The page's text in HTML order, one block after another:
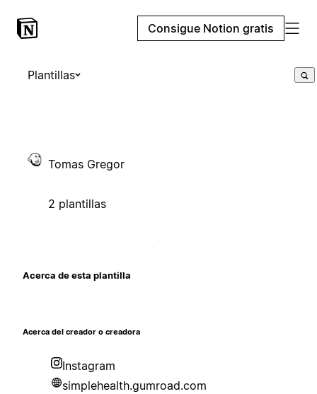
Consigue Notion gratis
Plantillas
Tomas Gregor
2 plantillas
Acerca de esta plantilla
Acerca del creador o creadora
Instagram
simplehealth.gumroad.com